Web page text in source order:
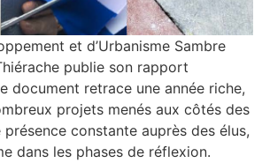
et d’Urbanisme Sambre
publie son rapport
document retrace une année riche,
projets menés aux côtés des
constante auprès des élus,
dans les phases de réflexion.